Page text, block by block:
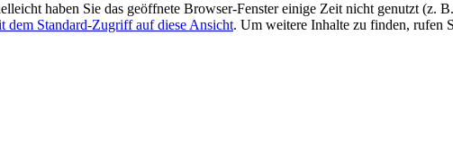
haben Sie das geöffnete Browser-Fenster einige Zeit nicht genutzt (z.
dem Standard-Zugriff auf diese Ansicht. Um weitere Inhalte zu finden, rufen